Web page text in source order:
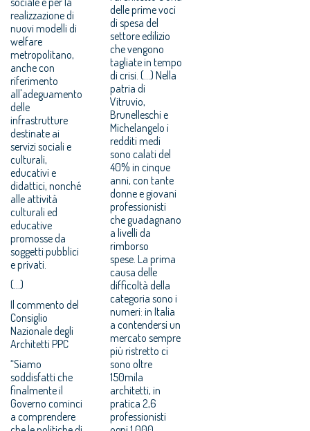
realizzazione di
nuovi modelli di
welfare
metropolitano,
anche con
riferimento
all'adeguamento
delle
infrastrutture
destinate ai
servizi sociali e
culturali,
educativi e
didattici, nonché
alle attività
culturali ed
educative
promosse da
soggetti pubblici
e privati.
(...)
Il commento del
Consiglio
Nazionale degli
Architetti PPC
“Siamo
soddisfatti che
finalmente il
Governo cominci
a comprendere
delle prime voci
di spesa del
settore edilizio
che vengono
tagliate in tempo
di crisi. (...) Nella
patria di
Vitruvio,
Brunelleschi e
Michelangelo i
redditi medi
sono calati del
40% in cinque
anni, con tante
donne e giovani
professionisti
che guadagnano
a livelli da
rimborso
spese. La prima
causa delle
difficoltà della
categoria sono i
numeri: in Italia
a contendersi un
mercato sempre
più ristretto ci
sono oltre
150mila
architetti, in
pratica 2,6
professionisti